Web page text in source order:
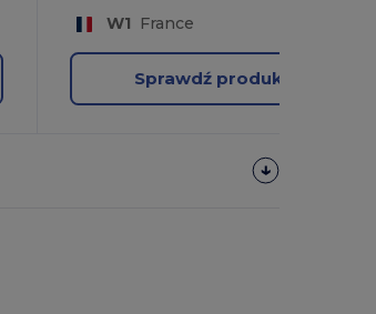
W1 France
Sprawdź produkt